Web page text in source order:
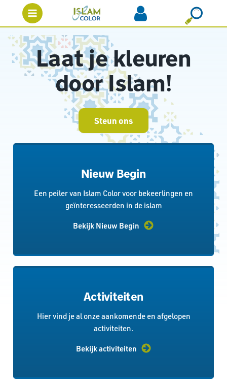
Laat je kleuren
door Islam!
Steun ons
Nieuw Begin
Een peiler van Islam Color voor bekeerlingen en
geïnteresseerden in de islam
Bekijk Nieuw Begin
Activiteiten
Hier vind je al onze aankomende en afgelopen
activiteiten.
Bekijk activiteiten